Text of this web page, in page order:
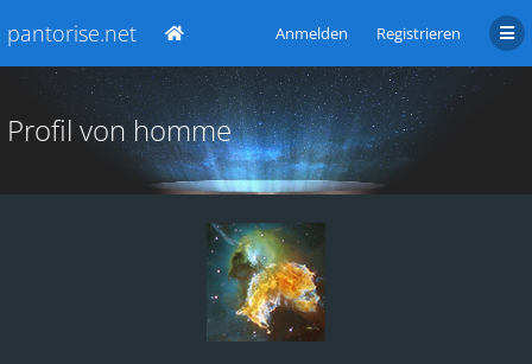
pantorise.net Anmelden Registrieren
Profil von homme